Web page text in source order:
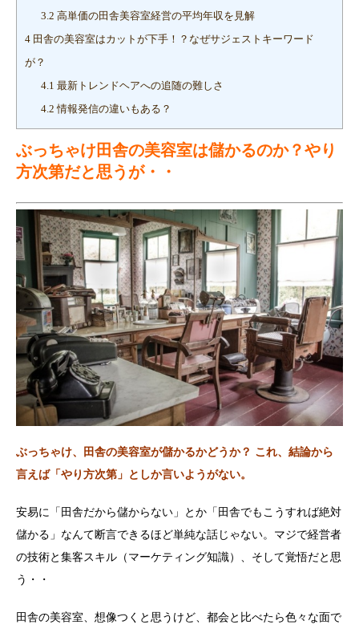
3.2 高単価の田舎美容室経営の平均年収を見解
4 田舎の美容室はカットが下手！？なぜサジェストキーワード
が？
4.1 最新トレンドヘアへの追随の難しさ
4.2 情報発信の違いもある？
ぶっちゃけ田舎の美容室は儲かるのか？やり
方次第だと思うが・・
ぶっちゃけ、田舎の美容室が儲かるかどうか？ これ、結論から
言えば「やり方次第」としか言いようがない。
安易に「田舎だから儲からない」とか「田舎でもこうすれば絶対
儲かる」なんて断言できるほど単純な話じゃない。マジで経営者
の技術と集客スキル（マーケティング知識）、そして覚悟だと思
う・・
田舎の美容室、想像つくと思うけど、都会と比べたら色々な面で